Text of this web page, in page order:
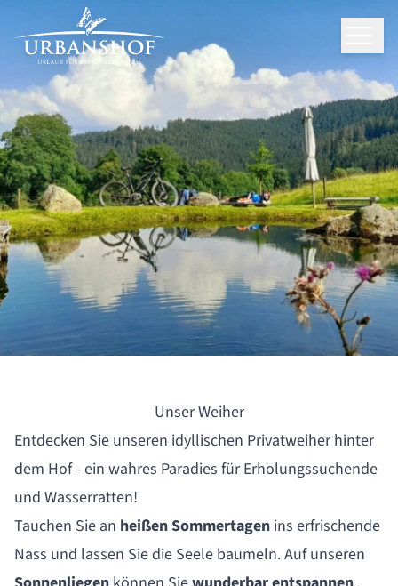
Unser Weiher
Entdecken Sie unseren idyllischen Privatweiher hinter
dem Hof - ein wahres Paradies für Erholungssuchende
und Wasserratten!
Tauchen Sie an heißen Sommertagen ins erfrischende
Nass und lassen Sie die Seele baumeln. Auf unseren